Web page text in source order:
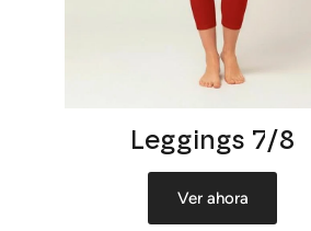
Leggings 7/8
Ver ahora